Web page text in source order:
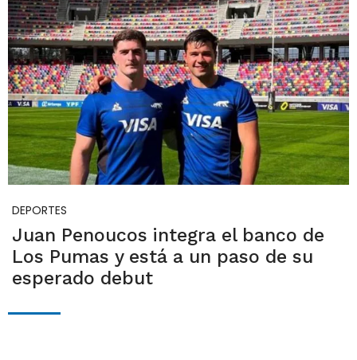
DEPORTES
Juan Penoucos integra el banco de
Los Pumas y está a un paso de su
esperado debut